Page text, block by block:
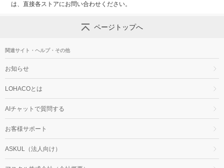
は、直接各ストアにお問い合わせください。
ページトップへ
関連サイト・ヘルプ・その他
お知らせ
LOHACOとは
AIチャットで質問する
お客様サポート
ASKUL（法人向け）